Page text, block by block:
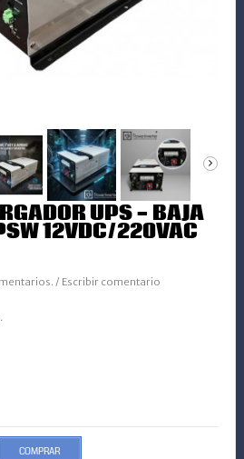
UPS - BAJA
12VDC/220VAC
/ Escribir comentario
COMPRAR